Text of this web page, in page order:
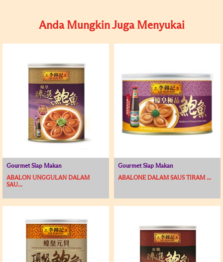
Anda Mungkin Juga Menyukai
Gourmet Siap Makan
ABALON UNGGULAN DALAM
SAU...
Gourmet Siap Makan
ABALONE DALAM SAUS TIRAM ...